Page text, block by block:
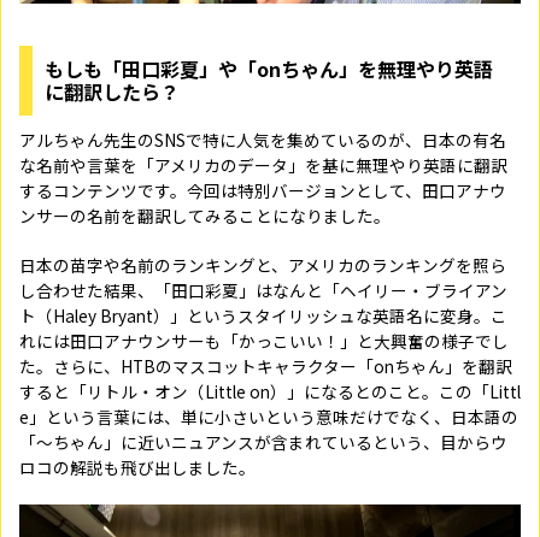
もしも「田口彩夏」や「onちゃん」を無理やり英語
に翻訳したら？
アルちゃん先生のSNSで特に人気を集めているのが、日本の有名
な名前や言葉を「アメリカのデータ」を基に無理やり英語に翻訳
するコンテンツです。今回は特別バージョンとして、田口アナウ
ンサーの名前を翻訳してみることになりました。
日本の苗字や名前のランキングと、アメリカのランキングを照ら
し合わせた結果、「田口彩夏」はなんと「ヘイリー・ブライアン
ト（Haley Bryant）」というスタイリッシュな英語名に変身。こ
れには田口アナウンサーも「かっこいい！」と大興奮の様子でし
た。さらに、HTBのマスコットキャラクター「onちゃん」を翻訳
すると「リトル・オン（Little on）」になるとのこと。この「Littl
e」という言葉には、単に小さいという意味だけでなく、日本語の
「〜ちゃん」に近いニュアンスが含まれているという、目からウ
ロコの解説も飛び出しました。